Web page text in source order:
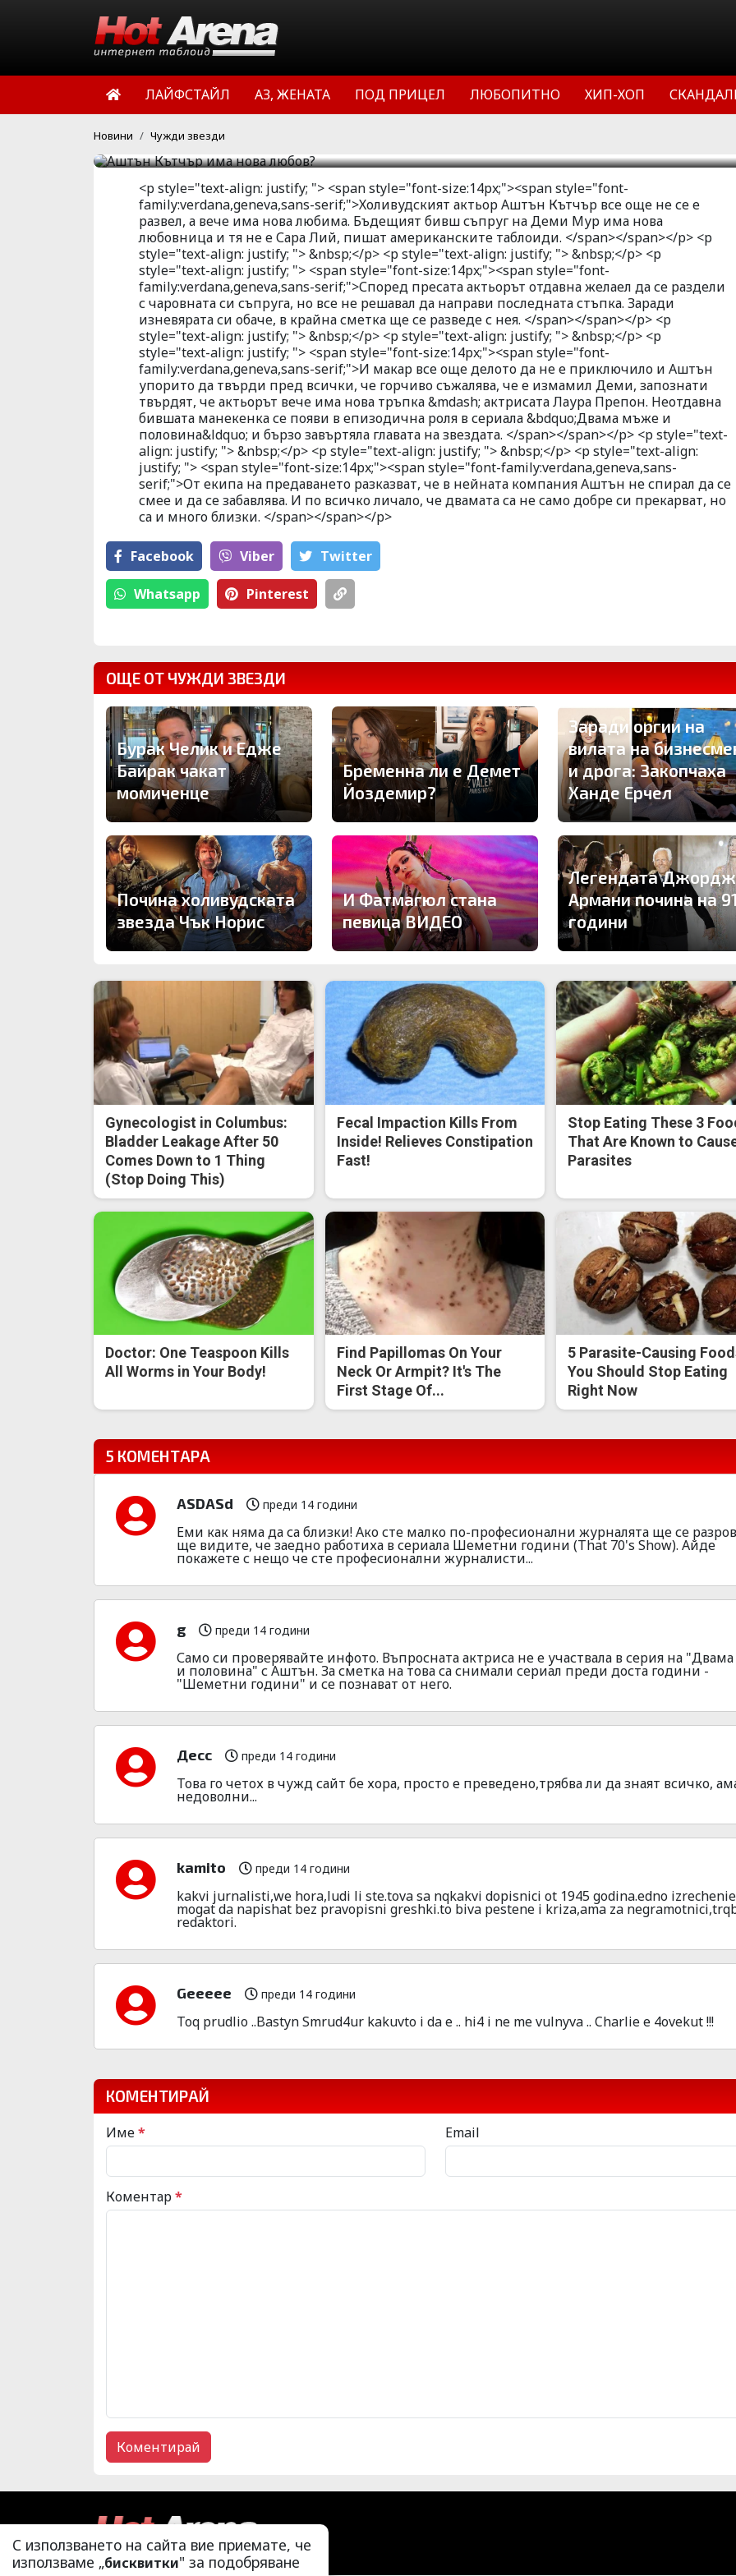
ЛАЙФСТАЙЛ АЗ, ЖЕНАТА ПОД ПРИЦЕЛ ЛЮБОПИТНО ХИП-ХОП
Новини Чужди звезди
Холивудският актьор Аштън Кътчър все още не се е развел, а
вече има нова любима. Бъдещият бивш съпруг на Деми Мур
има нова любовница и тя не е Сара Лий, пишат
американските таблоиди.
HotArena.net
<p style="text-align: justify; "> <span style="font-size:14px;"><span style="font-
family:verdana,geneva,sans-serif;">Холивудският актьор Аштън Кътчър все още не се е
развел, а вече има нова любима. Бъдещият бивш съпруг на Деми Мур има нова
любовница и тя не е Сара Лий, пишат американските таблоиди. </span></span></p> <p
style="text-align: justify; "> &nbsp;</p> <p style="text-align: justify; "> &nbsp;</p> <p
style="text-align: justify; "> <span style="font-size:14px;"><span style="font-
family:verdana,geneva,sans-serif;">Според пресата актьорът отдавна желаел да се раздели
с чаровната си съпруга, но все не решавал да направи последната стъпка. Заради
изневярата си обаче, в крайна сметка ще се разведе с нея. </span></span></p> <p
style="text-align: justify; "> &nbsp;</p> <p style="text-align: justify; "> &nbsp;</p> <p
style="text-align: justify; "> <span style="font-size:14px;"><span style="font-
family:verdana,geneva,sans-serif;">И макар все още делото да не е приключило и Аштън
упорито да твърди пред всички, че горчиво съжалява, че е измамил Деми, запознати
твърдят, че актьорът вече има нова тръпка &mdash; актрисата Лаура Препон. Неотдавна
бившата манекенка се появи в епизодична роля в сериала &bdquo;Двама мъже и
половина&ldquo; и бързо завъртяла главата на звездата. </span></span></p> <p style="text-
align: justify; "> &nbsp;</p> <p style="text-align: justify; "> &nbsp;</p> <p style="text-align:
justify; "> <span style="font-size:14px;"><span style="font-family:verdana,geneva,sans-
serif;">От екипа на предаването разказват, че в нейната компания Аштън не спирал да се
смее и да се забавлява. И по всичко личало, че двамата са не само добре си прекарват, но
са и много близки. </span></span></p>
Facebook Viber Тwitter
Whatsapp Pinterest
ОЩЕ ОТ ЧУЖДИ ЗВЕЗДИ
Бурак Челик и Едже
Байрак чакат
момиченце
Бременна ли е Демет
Йоздемир?
Заради оргии на
вилата на
и дрога: Закопчаха
Ханде Ерчел
Почина холивудската
звезда Чък Норис
И Фатмагюл стана
певица ВИДЕО
Легендата
Армани почина на
години
Gynecologist in Columbus:
Bladder Leakage After 50
Comes Down to 1 Thing
(Stop Doing This)
Fecal Impaction Kills From
Inside! Relieves Constipation
Fast!
Stop Eating These 3
That Are Known to
Parasites
Doctor: One Teaspoon Kills
All Worms in Your Body!
Find Papillomas On Your
Neck Or Armpit? It's The
First Stage Of...
5 Parasite-Causing
You Should Stop Eating
Right Now
5 КОМЕНТАРА
ASDASd преди 14 години
Еми как няма да са близки! Ако сте малко по-професионални журналята ще се
ще видите, че заедно работиха в сериала Шеметни години (That 70's Show). Айде
покажете с нещо че сте професионални журналисти...
g преди 14 години
Само си проверявайте инфото. Въпросната актриса не е участвала в серия на
и половина" с Аштън. За сметка на това са снимали сериал преди доста години -
"Шеметни години" и се познават от него.
Десс преди 14 години
Това го четох в чужд сайт бе хора, просто е преведено,трябва ли да знаят всичко,
недоволни...
kamito преди 14 години
kakvi jurnalisti,we hora,ludi li ste.tova sa nqkakvi dopisnici ot 1945 godina.edno
mogat da napishat bez pravopisni greshki.to biva pestene i kriza,ama za
redaktori.
Geeeee преди 14 години
Toq prudlio ..Bastyn Smrud4ur kakuvto i da e .. hi4 i ne me vulnyva .. Charlie e 4ovekut !!!
КОМЕНТИРАЙ
Име* Email
Коментар*
С използването на сайта вие приемате, че
използваме „бисквитки" за подобряване